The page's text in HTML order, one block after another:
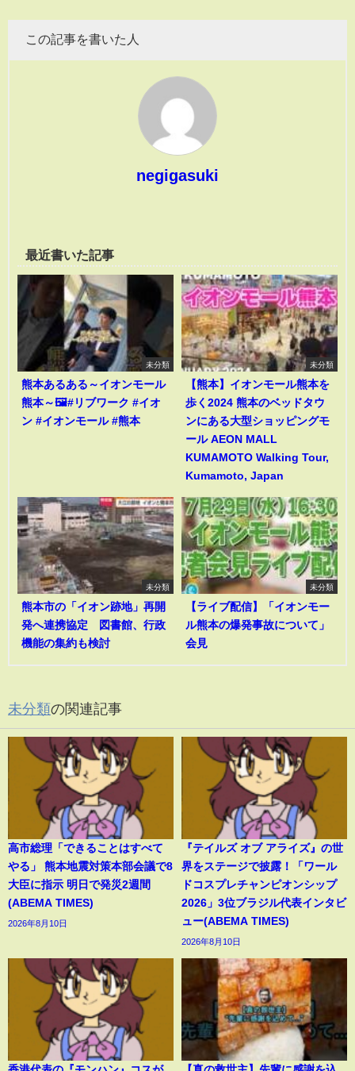
この記事を書いた人
negigasuki
最近書いた記事
未分類
熊本あるある～イオンモール
熊本～🖼️#リブワーク #イオ
ン #イオンモール #熊本
未分類
【熊本】イオンモール熊本を
歩く2024 熊本のベッドタウ
ンにある大型ショッピングモ
ール AEON MALL
KUMAMOTO Walking Tour,
Kumamoto, Japan
未分類
熊本市の「イオン跡地」再開
発へ連携協定 図書館、行政
機能の集約も検討
未分類
【ライブ配信】「イオンモー
ル熊本の爆発事故について」
会見
未分類の関連記事
高市総理「できることはすべて
やる」 熊本地震対策本部会議で8
大臣に指示 明日で発災2週間
(ABEMA TIMES)
2026年8月10日
『テイルズ オブ アライズ』の世
界をステージで披露！「ワール
ドコスプレチャンピオンシップ
2026」3位ブラジル代表インタビ
ュー(ABEMA TIMES)
2026年8月10日